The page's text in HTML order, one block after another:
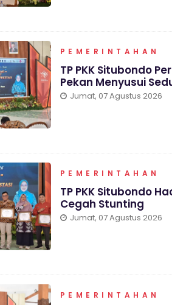
PEMERINTAHAN
TP PKK Situbondo
Pekan Menyusui
Jumat, 07 Agustus 2026
PEMERINTAHAN
TP PKK Situbondo
Cegah Stunting
Jumat, 07 Agustus 2026
PEMERINTAHAN